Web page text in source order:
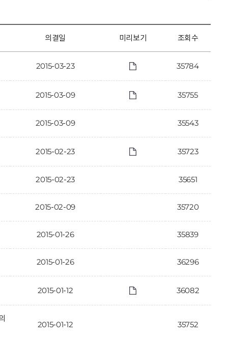
의결일 미리보기 조회수
2015-03-23 35784
2015-03-09 35755
2015-03-09 35543
2015-02-23 35723
2015-02-23 35651
2015-02-09 35720
2015-01-26 35839
2015-01-26 36296
2015-01-12 36082
2015-01-12 35752